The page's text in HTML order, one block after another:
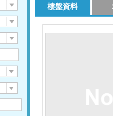
樓盤資料